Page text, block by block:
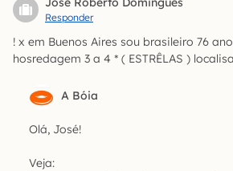
Responder
! x em Buenos Aires sou brasileiro 76
hosredagem 3 a 4 * ( ESTRÊLAS )
A Bóia
Olá, José!
Veja: